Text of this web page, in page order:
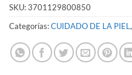
SKU:3701129800850
Categorías:CUIDADO DE LA PIEL,